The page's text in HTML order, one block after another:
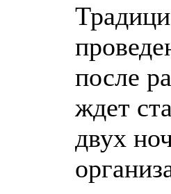
после
ждет
двух